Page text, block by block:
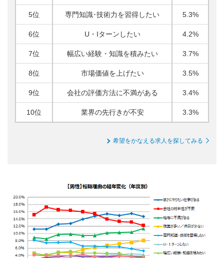
5位 専門知識･技術力を習得したい 5.3%
6位 U・Iターンしたい 4.2%
7位 幅広い経験・知識を積みたい 3.7%
8位 市場価値を上げたい 3.5%
9位 会社の評価方法に不満がある 3.4%
10位 業界の先行きが不安 3.3%
希望をかなえる求人を探してみる